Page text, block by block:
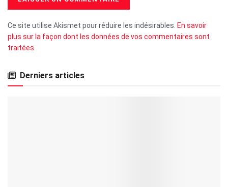
Ce site utilise Akismet pour réduire les indésirables. En savoir
plus sur la façon dont les données de vos commentaires sont
traitées.
Derniers articles